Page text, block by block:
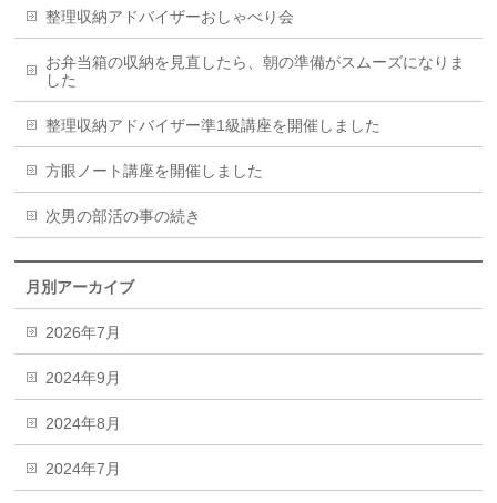
整理収納アドバイザーおしゃべり会
お弁当箱の収納を見直したら、朝の準備がスムーズになりま
した
整理収納アドバイザー準1級講座を開催しました
方眼ノート講座を開催しました
次男の部活の事の続き
月別アーカイブ
2026年7月
2024年9月
2024年8月
2024年7月